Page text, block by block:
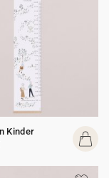
Kinder